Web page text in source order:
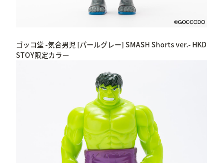
ゴッコ堂 -気合男児 [パールグレー] SMASH Shorts ver.- HKD
STOY限定カラー